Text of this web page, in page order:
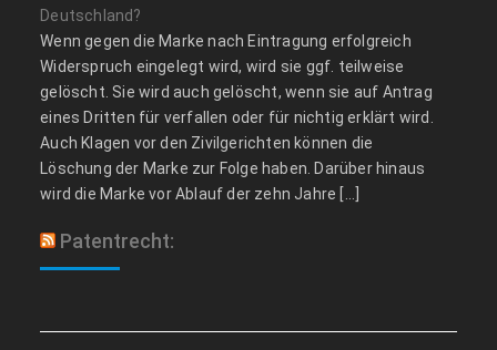
Deutschland?
Wenn gegen die Marke nach Eintragung erfolgreich
Widerspruch eingelegt wird, wird sie ggf. teilweise
gelöscht. Sie wird auch gelöscht, wenn sie auf Antrag
eines Dritten für verfallen oder für nichtig erklärt wird.
Auch Klagen vor den Zivilgerichten können die
Löschung der Marke zur Folge haben. Darüber hinaus
wird die Marke vor Ablauf der zehn Jahre […]
Patentrecht: